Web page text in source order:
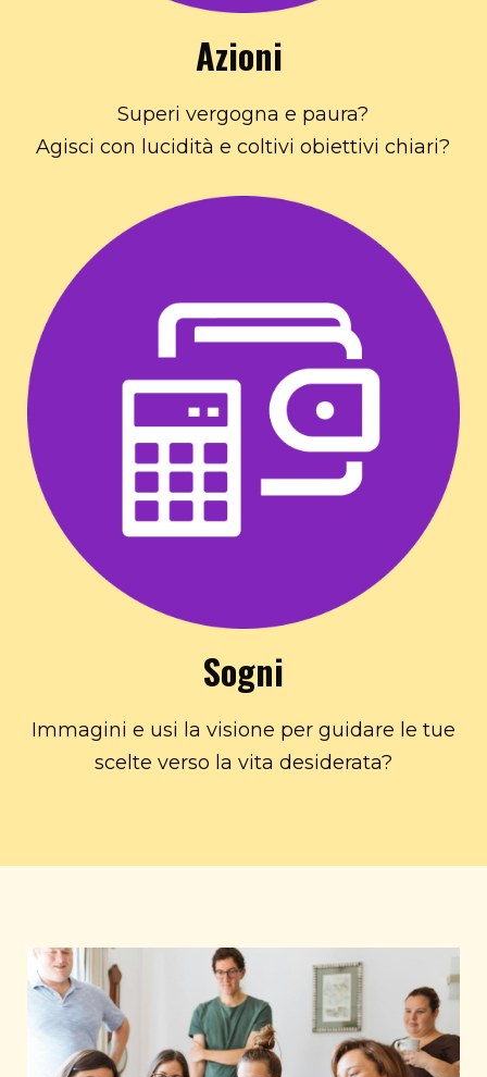
Azioni
Superi vergogna e paura?
Agisci con lucidità e coltivi obiettivi chiari?
Sogni
Immagini e usi la visione per guidare le tue
scelte verso la vita desiderata?